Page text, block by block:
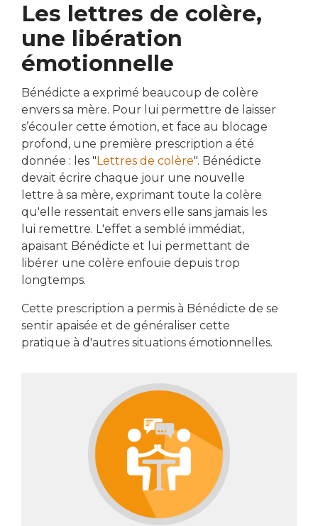
Les lettres de colère,
une libération
émotionnelle
Bénédicte a exprimé beaucoup de colère
envers sa mère. Pour lui permettre de laisser
s’écouler cette émotion, et face au blocage
profond, une première prescription a été
donnée : les " Lettres de colère". Bénédicte
devait écrire chaque jour une nouvelle
lettre à sa mère, exprimant toute la colère
qu'elle ressentait envers elle sans jamais les
lui remettre. L'effet a semblé immédiat,
apaisant Bénédicte et lui permettant de
libérer une colère enfouie depuis trop
longtemps.
Cette prescription a permis à Bénédicte de se
sentir apaisée et de généraliser cette
pratique à d'autres situations émotionnelles.